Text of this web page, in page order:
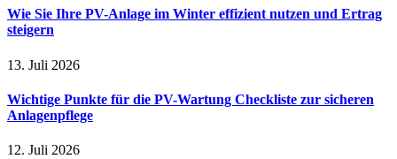
Wie Sie Ihre PV-Anlage im Winter effizient nutzen und Ertrag
steigern
13. Juli 2026
Wichtige Punkte für die PV-Wartung Checkliste zur sicheren
Anlagenpflege
12. Juli 2026